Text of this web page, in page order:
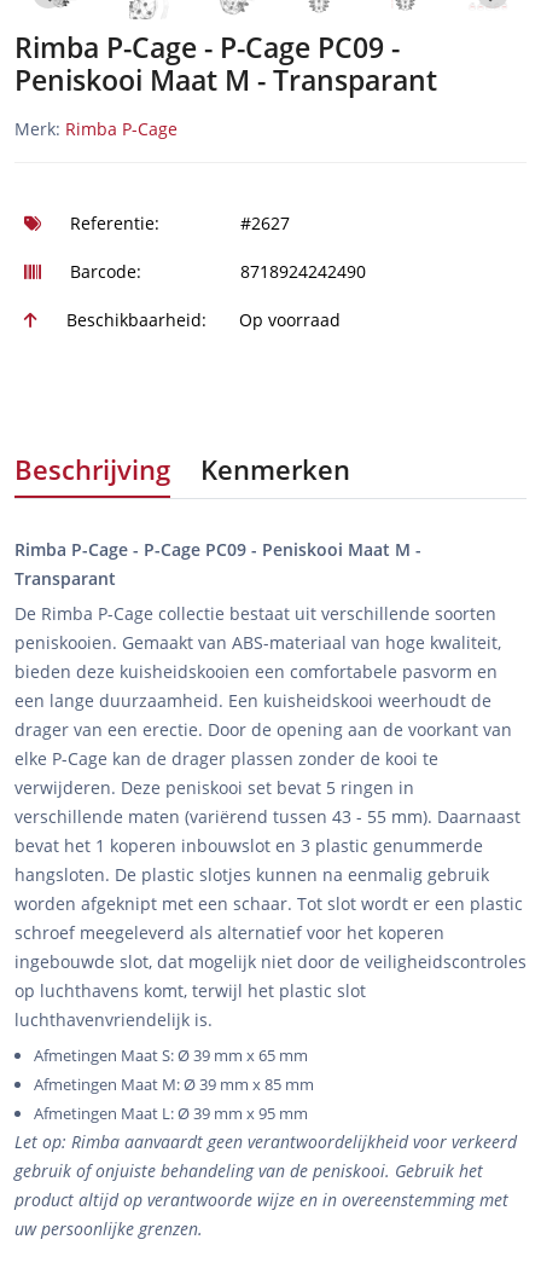
Rimba P-Cage - P-Cage PC09 -
Peniskooi Maat M - Transparant
Merk: Rimba P-Cage
Referentie: #2627
Barcode: 8718924242490
Beschikbaarheid: Op voorraad
Beschrijving Kenmerken
Rimba P-Cage - P-Cage PC09 - Peniskooi Maat M -
Transparant
De Rimba P-Cage collectie bestaat uit verschillende soorten
peniskooien. Gemaakt van ABS-materiaal van hoge kwaliteit,
bieden deze kuisheidskooien een comfortabele pasvorm en
een lange duurzaamheid. Een kuisheidskooi weerhoudt de
drager van een erectie. Door de opening aan de voorkant van
elke P-Cage kan de drager plassen zonder de kooi te
verwijderen. Deze peniskooi set bevat 5 ringen in
verschillende maten (variërend tussen 43 - 55 mm). Daarnaast
bevat het 1 koperen inbouwslot en 3 plastic genummerde
hangsloten. De plastic slotjes kunnen na eenmalig gebruik
worden afgeknipt met een schaar. Tot slot wordt er een plastic
schroef meegeleverd als alternatief voor het koperen
ingebouwde slot, dat mogelijk niet door de veiligheidscontroles
op luchthavens komt, terwijl het plastic slot
luchthavenvriendelijk is.
Afmetingen Maat S: Ø 39 mm x 65 mm
Afmetingen Maat M: Ø 39 mm x 85 mm
Afmetingen Maat L: Ø 39 mm x 95 mm
Let op: Rimba aanvaardt geen verantwoordelijkheid voor verkeerd
gebruik of onjuiste behandeling van de peniskooi. Gebruik het
product altijd op verantwoorde wijze en in overeenstemming met
uw persoonlijke grenzen.